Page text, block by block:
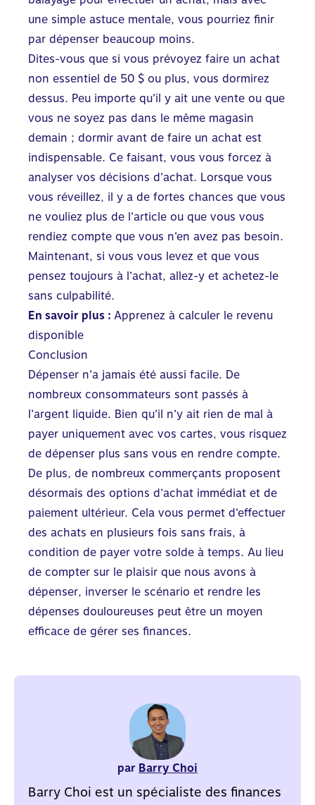
une simple astuce mentale, vous pourriez finir
par dépenser beaucoup moins.
Dites-vous que si vous prévoyez faire un achat
non essentiel de 50 $ ou plus, vous dormirez
dessus. Peu importe qu’il y ait une vente ou que
vous ne soyez pas dans le même magasin
demain ; dormir avant de faire un achat est
indispensable. Ce faisant, vous vous forcez à
analyser vos décisions d’achat. Lorsque vous
vous réveillez, il y a de fortes chances que vous
ne vouliez plus de l’article ou que vous vous
rendiez compte que vous n’en avez pas besoin.
Maintenant, si vous vous levez et que vous
pensez toujours à l’achat, allez-y et achetez-le
sans culpabilité.
En savoir plus : Apprenez à calculer le revenu
disponible
Conclusion
Dépenser n’a jamais été aussi facile. De
nombreux consommateurs sont passés à
l’argent liquide. Bien qu’il n’y ait rien de mal à
payer uniquement avec vos cartes, vous risquez
de dépenser plus sans vous en rendre compte.
De plus, de nombreux commerçants proposent
désormais des options d’achat immédiat et de
paiement ultérieur. Cela vous permet d’effectuer
des achats en plusieurs fois sans frais, à
condition de payer votre solde à temps. Au lieu
de compter sur le plaisir que nous avons à
dépenser, inverser le scénario et rendre les
dépenses douloureuses peut être un moyen
efficace de gérer ses finances.
par Barry Choi
Barry Choi est un spécialiste des finances